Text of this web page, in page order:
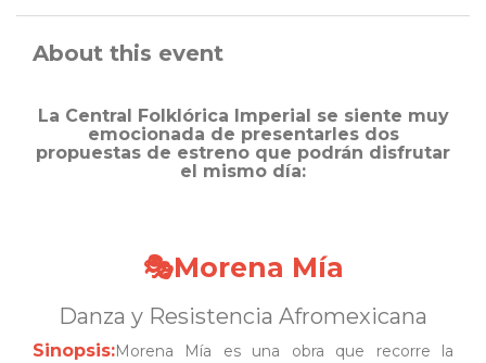
About this event
La Central Folklórica Imperial se siente muy
emocionada de presentarles dos
propuestas de estreno que podrán disfrutar
el mismo día:
🎭Morena Mía
Danza y Resistencia Afromexicana
Sinopsis:Morena Mía es una obra que recorre la